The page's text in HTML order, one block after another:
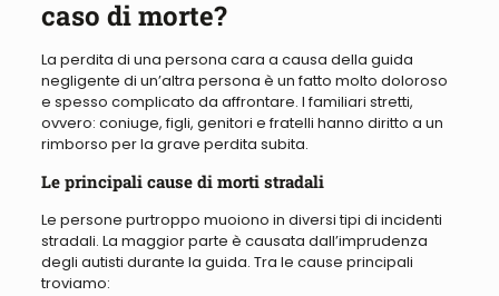
caso di morte?
La perdita di una persona cara a causa della guida
negligente di un’altra persona è un fatto molto doloroso
e spesso complicato da affrontare. I familiari stretti,
ovvero: coniuge, figli, genitori e fratelli hanno diritto a un
rimborso per la grave perdita subita.
Le principali cause di morti stradali
Le persone purtroppo muoiono in diversi tipi di incidenti
stradali. La maggior parte è causata dall’imprudenza
degli autisti durante la guida. Tra le cause principali
troviamo: